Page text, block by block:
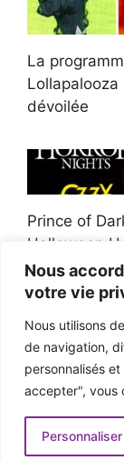
Nous
votre vie
Nous utilisons
de navigation,
personnalisés
accepter", vous
Personnaliser
La
dévoilée
Prince of
Halloween
Afroman
victoire du
©